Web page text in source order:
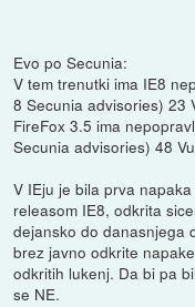
Evo po Secunia:
V tem trenutki ima IE8
8 Secunia advisories) 23
FireFox 3.5 ima
Secunia advisories) 48
V IEju je bila prva
releasom IE8, odkrita
dejansko do danasnjega
brez javno odkrite
odkritih lukenj. Da bi pa
se NE.